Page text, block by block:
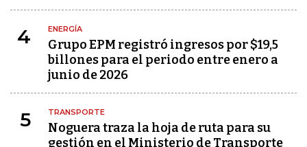
4 ENERGÍA
Grupo EPM registró ingresos por $19,5
billones para el periodo entre enero a
junio de 2026
5 TRANSPORTE
Noguera traza la hoja de ruta para su
gestión en el Ministerio de Transporte